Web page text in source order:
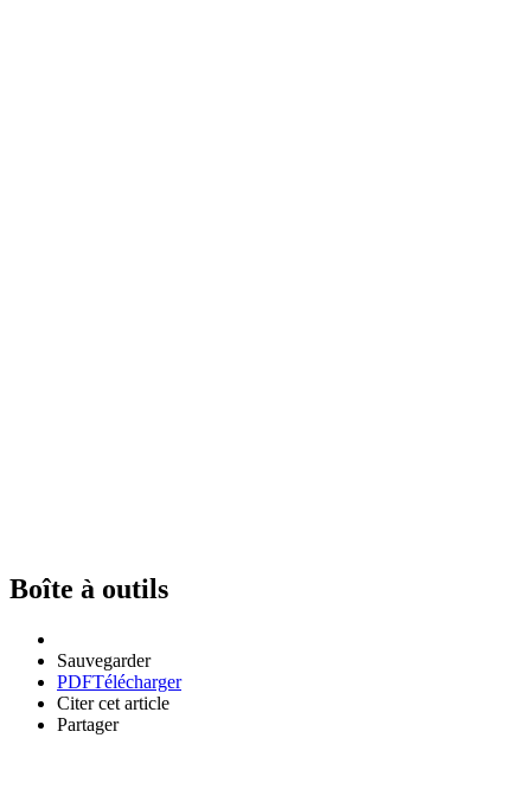
Boîte à outils
Sauvegarder
PDFTélécharger
Citer cet article
Partager